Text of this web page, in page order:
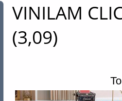
VINILAM
(3,09)